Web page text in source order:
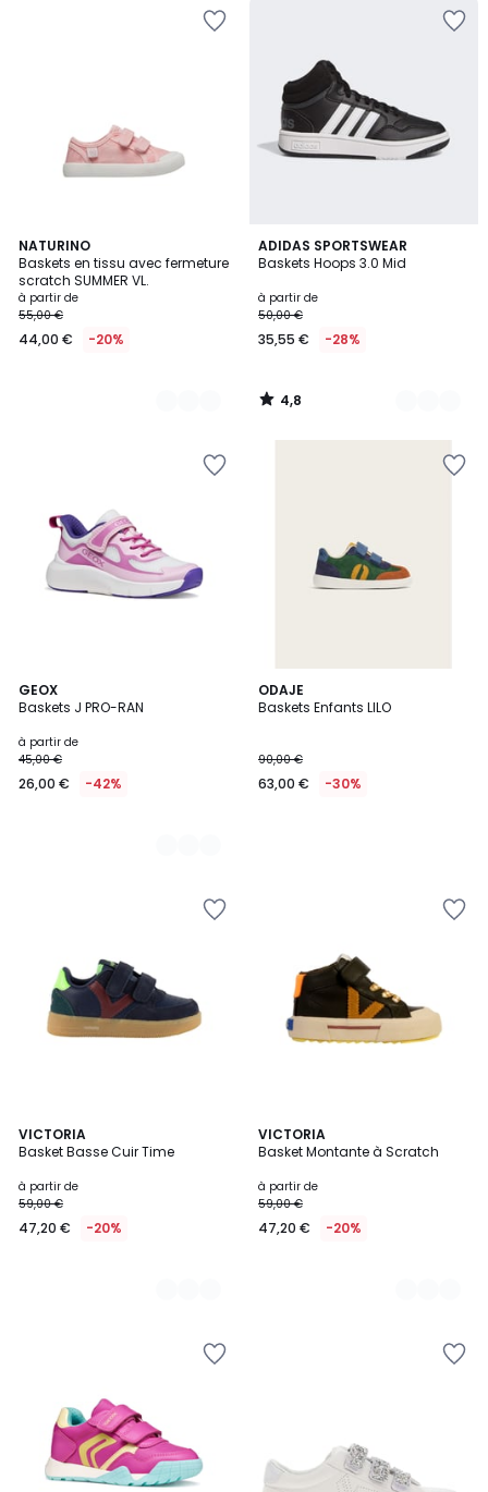
NATURINO
Baskets en tissu avec fermeture
scratch SUMMER VL.
à partir de
55,00 €
44,00 € -20%
8
Couleurs
ADIDAS SPORTSWEAR
Baskets Hoops 3.0 Mid
à partir de
50,00 €
35,55 € -28%
4,8
/ 5
2
Couleurs
4,8
/
GEOX
Baskets J PRO-RAN
à partir de
45,00 €
26,00 € -42%
4
Couleurs
ODAJE
Baskets Enfants LILO
90,00 €
63,00 € -30%
VICTORIA
Basket Basse Cuir Time
à partir de
59,00 €
47,20 € -20%
2
Couleurs
VICTORIA
Basket Montante à Scratch
à partir de
59,00 €
47,20 € -20%
2
Couleurs